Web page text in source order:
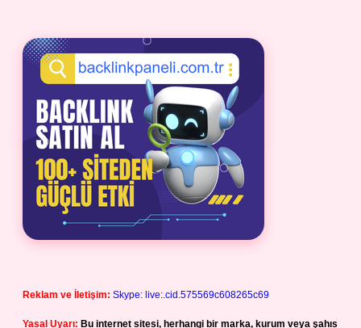
Reklam ve İletişim: Skype: live:.cid.575569c608265c69
Yasal Uyarı: Bu internet sitesi, herhangi bir marka, kurum veya şahıs